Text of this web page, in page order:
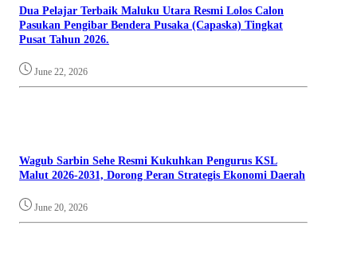
Dua Pelajar Terbaik Maluku Utara Resmi Lolos Calon
Pasukan Pengibar Bendera Pusaka (Capaska) Tingkat
Pusat Tahun 2026.
June 22, 2026
Wagub Sarbin Sehe Resmi Kukuhkan Pengurus KSL
Malut 2026-2031, Dorong Peran Strategis Ekonomi Daerah
June 20, 2026